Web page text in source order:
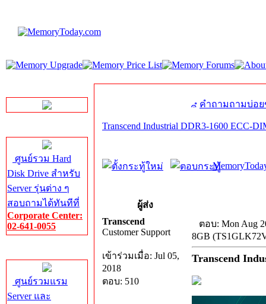
ศูนย์รวม Hard
Disk Drive สำหรับ
Server รุ่นต่าง ๆ
สอบถามได้ทันทีที่
Corporate Center:
02-641-0055
ศูนย์รวมแรม
Server และ
คำถามถามบ่อ
Transcend Industrial DDR3-1600 ECC-
ผู้ส่ง
Transcend
Customer Support
เข้าร่วมเมื่อ: Jul 05,
2018
ตอบ: 510
ตอบ: Mon Aug
8GB
Transcend